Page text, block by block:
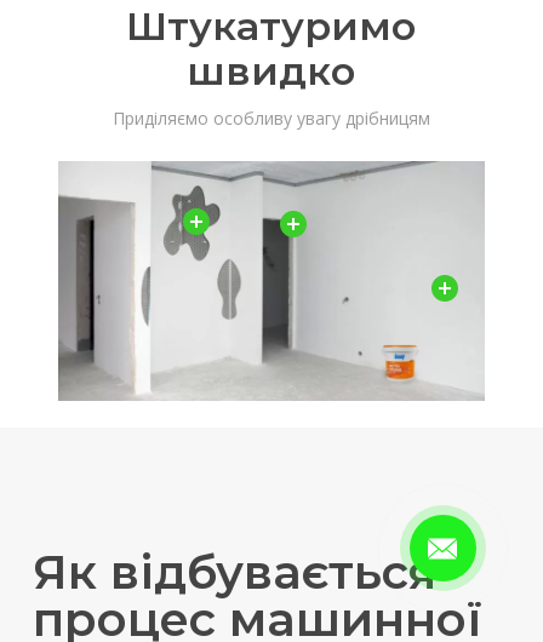
Штукатуримо
швидко
Приділяємо особливу увагу дрібницям
Як відбувається
процес машинної